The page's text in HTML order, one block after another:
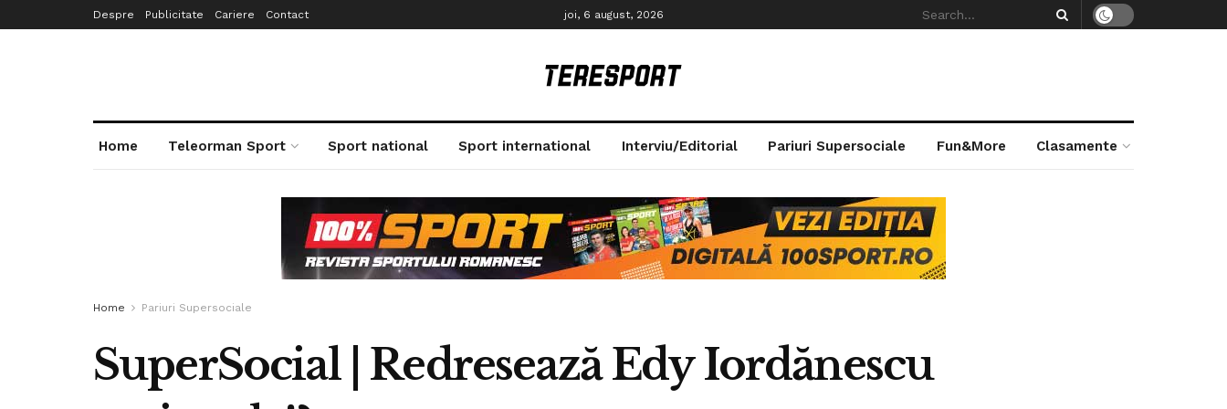
Despre Publicitate Cariere Contact joi, 6 august, 2026
Home Teleorman Sport Sport national Sport international Interviu/Editorial Pariuri Supersociale Fun&More Clasamente
Home Pariuri Supersociale
SuperSocial | Redresează Edy Iordănescu